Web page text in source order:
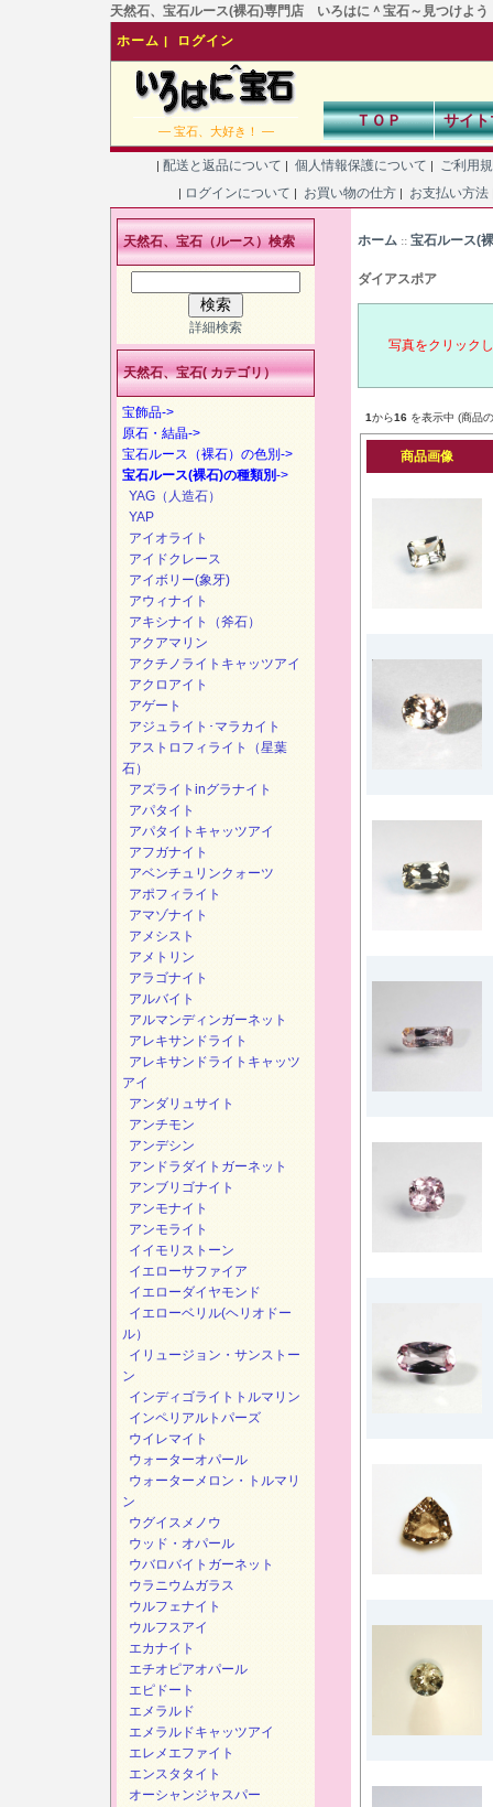
天然石、宝石ルース(裸石)専門店 いろはに＾宝石～見つけよ
ホーム | ログイン
― 宝石、大好き！ ―
ＴＯＰ サイ
| 配送と返品について | 個人情報保護について | ご利用
| ログインについて | お買い物の仕方 | お支払い方法
ホーム :: 宝石ルース(
ダイアスポア
写真をクリック
1から16 を表示中 (商品
商品画像
天然石、宝石（ルース）検索
詳細検索
天然石、宝石( カテゴリ）
宝飾品->
原石・結晶->
宝石ルース（裸石）の色別->
宝石ルース(裸石)の種類別->
YAG（人造石）
YAP
アイオライト
アイドクレース
アイボリー(象牙)
アウィナイト
アキシナイト（斧石）
アクアマリン
アクチノライトキャッツアイ
アクロアイト
アゲート
アジュライト･マラカイト
アストロフィライト（星葉
石）
アズライトinグラナイト
アパタイト
アパタイトキャッツアイ
アフガナイト
アベンチュリンクォーツ
アポフィライト
アマゾナイト
アメシスト
アメトリン
アラゴナイト
アルバイト
アルマンディンガーネット
アレキサンドライト
アレキサンドライトキャッツ
アイ
アンダリュサイト
アンチモン
アンデシン
アンドラダイトガーネット
アンブリゴナイト
アンモナイト
アンモライト
イイモリストーン
イエローサファイア
イエローダイヤモンド
イエローベリル(ヘリオドー
ル）
イリュージョン・サンストー
ン
インディゴライトトルマリン
インペリアルトパーズ
ウイレマイト
ウォーターオパール
ウォーターメロン・トルマリ
ン
ウグイスメノウ
ウッド・オパール
ウバロバイトガーネット
ウラニウムガラス
ウルフェナイト
ウルフスアイ
エカナイト
エチオピアオパール
エピドート
エメラルド
エメラルドキャッツアイ
エレメエファイト
エンスタタイト
オーシャンジャスパー